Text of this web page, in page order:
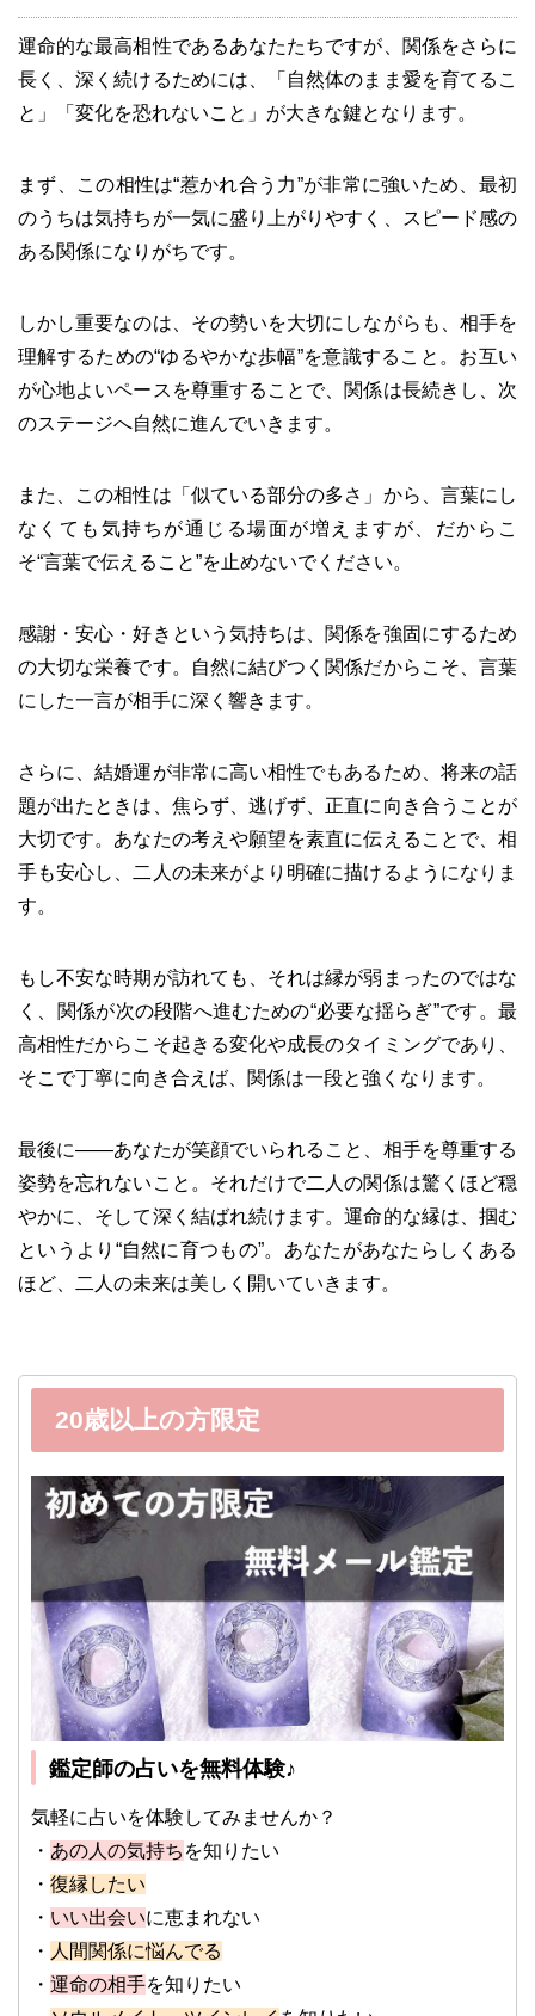
運命的な最高相性であるあなたたちですが、関係をさらに
長く、深く続けるためには、「自然体のまま愛を育てるこ
と」「変化を恐れないこと」が大きな鍵となります。
まず、この相性は“惹かれ合う力”が非常に強いため、最初
のうちは気持ちが一気に盛り上がりやすく、スピード感の
ある関係になりがちです。
しかし重要なのは、その勢いを大切にしながらも、相手を
理解するための“ゆるやかな歩幅”を意識すること。お互い
が心地よいペースを尊重することで、関係は長続きし、次
のステージへ自然に進んでいきます。
また、この相性は「似ている部分の多さ」から、言葉にし
なくても気持ちが通じる場面が増えますが、だからこ
そ“言葉で伝えること”を止めないでください。
感謝・安心・好きという気持ちは、関係を強固にするため
の大切な栄養です。自然に結びつく関係だからこそ、言葉
にした一言が相手に深く響きます。
さらに、結婚運が非常に高い相性でもあるため、将来の話
題が出たときは、焦らず、逃げず、正直に向き合うことが
大切です。あなたの考えや願望を素直に伝えることで、相
手も安心し、二人の未来がより明確に描けるようになりま
す。
もし不安な時期が訪れても、それは縁が弱まったのではな
く、関係が次の段階へ進むための“必要な揺らぎ”です。最
高相性だからこそ起きる変化や成長のタイミングであり、
そこで丁寧に向き合えば、関係は一段と強くなります。
最後に——あなたが笑顔でいられること、相手を尊重する
姿勢を忘れないこと。それだけで二人の関係は驚くほど穏
やかに、そして深く結ばれ続けます。運命的な縁は、掴む
というより“自然に育つもの”。あなたがあなたらしくある
ほど、二人の未来は美しく開いていきます。
20歳以上の方限定
鑑定師の占いを無料体験♪
気軽に占いを体験してみませんか？
・ あの人の気持ち を知りたい
・ 復縁したい
・ いい出会いに恵まれない
・ 人間関係に悩んでる
・ 運命の相手を知りたい